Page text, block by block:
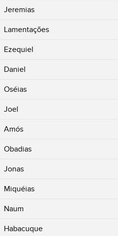
Jeremias
Lamentações
Ezequiel
Daniel
Oséias
Joel
Amós
Obadias
Jonas
Miquéias
Naum
Habacuque